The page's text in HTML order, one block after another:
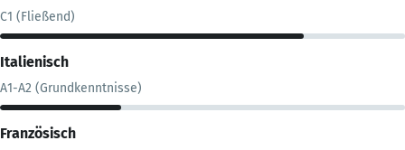
C1 (Fließend)
Italienisch
A1-A2 (Grundkenntnisse)
Französisch